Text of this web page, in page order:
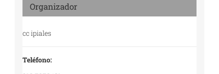
Organizador
cc ipiales
Teléfono: